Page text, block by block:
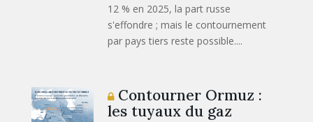
12 % en 2025, la part russe
s'effondre ; mais le contournement
par pays tiers reste possible....
Contourner Ormuz :
les tuyaux du gaz